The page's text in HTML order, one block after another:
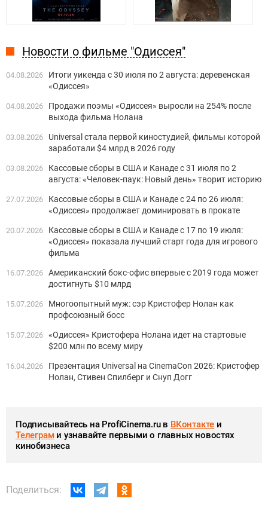
Новости о фильме "Одиссея"
04.08.2026
Итоги уикенда с 30 июля по 2 августа: деревенская
«Одиссея»
04.08.2026
Продажи поэмы «Одиссея» выросли на 254% после
выхода фильма Нолана
03.08.2026
Universal стала первой киностудией, фильмы которой
заработали $4 млрд в 2026 году
03.08.2026
Кассовые сборы в США и Канаде с 31 июля по 2
августа: «Человек-паук: Новый день» творит историю
27.07.2026
Кассовые сборы в США и Канаде с 24 по 26 июля:
«Одиссея» продолжает доминировать в прокате
20.07.2026
Кассовые сборы в США и Канаде с 17 по 19 июля:
«Одиссея» показала лучший старт года для игрового
фильма
16.07.2026 Американский бокс-офис впервые с 2019 года может
достигнуть $10 млрд
15.07.2026
Многоопытный муж: сэр Кристофер Нолан как
профсоюзный босс
15.07.2026 «Одиссея» Кристофера Нолана идет на стартовые
$200 млн по всему миру
16.04.2026
Презентация Universal на CinemaCon 2026: Кристофер
Нолан, Стивен Спилберг и Снуп Догг
Подписывайтесь на ProfiCinema.ru в ВКонтакте и
Телеграми узнавайте первыми о главных новостях
кинобизнеса
Поделиться: